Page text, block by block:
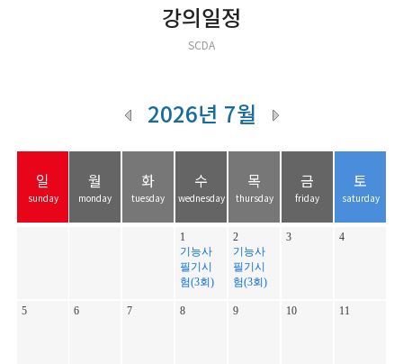
강의일정
SCDA
2026년 7월
일
sunday
월
monday
화
tuesday
수
wednesday
목
thursday
금
friday
토
saturday
1
기능사
필기시
험(3회)
2
기능사
필기시
험(3회)
3 4
5 6 7 8 9 10 11